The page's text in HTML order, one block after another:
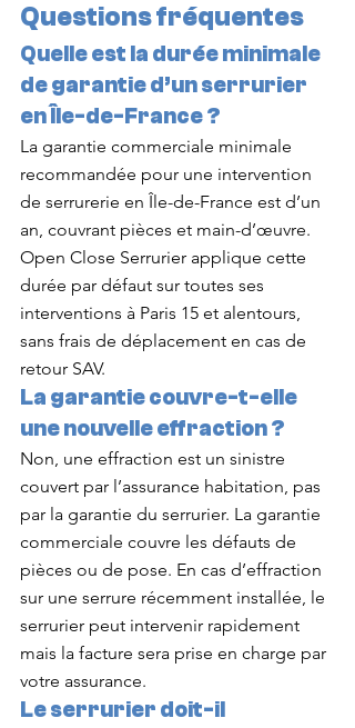
Questions fréquentes
Quelle est la durée minimale
de garantie d’un serrurier
en Île-de-France ?
La garantie commerciale minimale
recommandée pour une intervention
de serrurerie en Île-de-France est d’un
an, couvrant pièces et main-d’œuvre.
Open Close Serrurier applique cette
durée par défaut sur toutes ses
interventions à Paris 15 et alentours,
sans frais de déplacement en cas de
retour SAV.
La garantie couvre-t-elle
une nouvelle effraction ?
Non, une effraction est un sinistre
couvert par l’assurance habitation, pas
par la garantie du serrurier. La garantie
commerciale couvre les défauts de
pièces ou de pose. En cas d’effraction
sur une serrure récemment installée, le
serrurier peut intervenir rapidement
mais la facture sera prise en charge par
votre assurance.
Le serrurier doit-il